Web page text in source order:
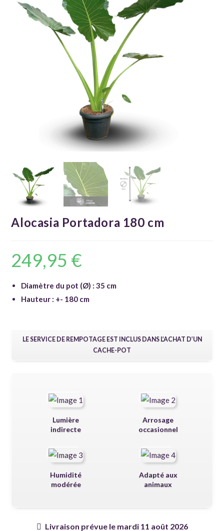
Alocasia Portadora 180 cm
249,95 €
Diamètre du pot (Ø) : 35 cm
Hauteur : +- 180 cm
LE SERVICE DE REMPOTAGE EST INCLUS DANS L’ACHAT D’UN
CACHE-POT
Lumière
indirecte
Arrosage
occasionnel
Humidité
modérée
Adapté aux
animaux
Livraison prévue le mardi 11 août 2026